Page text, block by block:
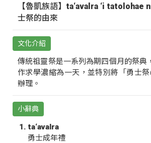
【魯凱族語】ta‘avalra ‘i tatolohae
士祭的由來
文化介紹
傳統祖靈祭是一系列為期四個月的祭典
作求學濃縮為一天，並特別將「勇士祭
辦理。
小辭典
ta‘avalra
勇士成年禮